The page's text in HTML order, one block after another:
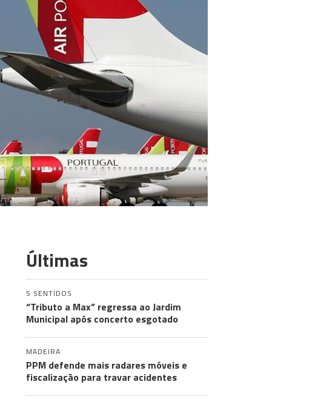
Últimas
5 SENTIDOS
“Tributo a Max” regressa ao Jardim
Municipal após concerto esgotado
MADEIRA
PPM defende mais radares móveis e
fiscalização para travar acidentes